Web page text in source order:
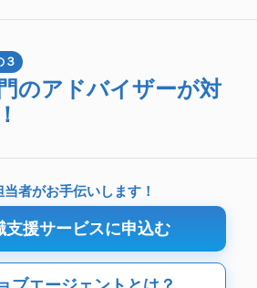
３
のアドバイザーが対
者がお手伝いします！
支援サービスに申込む